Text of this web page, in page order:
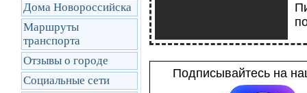
Дома Новороссийска
Маршруты
транcпорта
Отзывы о городе
Социальные сети
Подписывайтесь на